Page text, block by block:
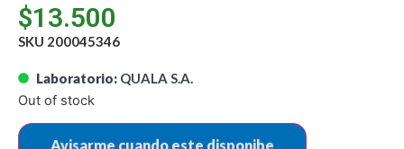
$13.500
SKU 200045346
Laboratorio: QUALA S.A.
Out of stock